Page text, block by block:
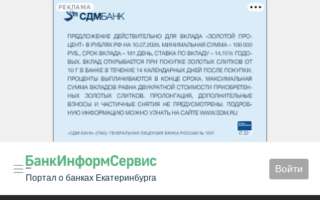
РЕКЛАМА
Портал о банках Екатеринбурга
Войти